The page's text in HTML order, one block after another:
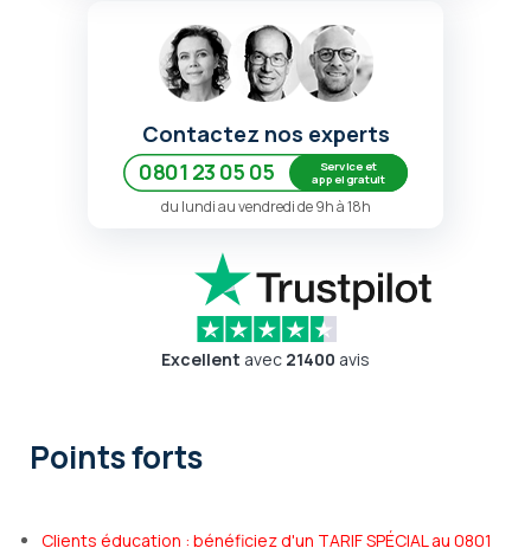
Contactez nos experts
0801 23 05 05
Service et
appel gratuit
du lundi au vendredi de 9h à 18h
Excellent avec 21400 avis
Points forts
Clients éducation : bénéficiez d'un TARIF SPÉCIAL au 0801